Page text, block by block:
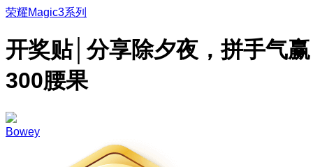
荣耀Magic3系列
开奖贴│分享除夕夜，拼手气赢
300腰果
Bowey